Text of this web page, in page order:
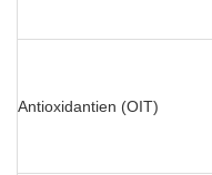
Antioxidantien (OIT)